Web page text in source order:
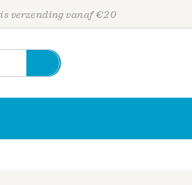
verzending vanaf €20
Personen